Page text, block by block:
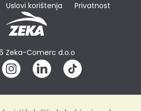
Uslovi korištenja Privatnost
Zeka-Comerc d.o.o